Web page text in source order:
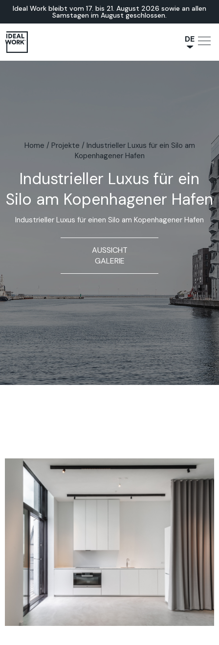
Ideal Work bleibt vom 17. bis 21. August 2026 sowie an allen
Samstagen im August geschlossen.
DE
Home / Projekte / Industrieller Luxus für ein Silo am
Kopenhagener Hafen
Industrieller Luxus für ein
Silo am Kopenhagener Hafen
Industrieller Luxus für einen Silo am Kopenhagener Hafen
AUSSICHT
GALERIE